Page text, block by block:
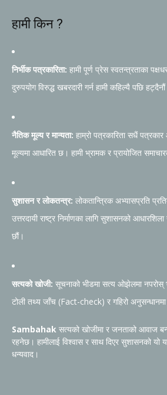
हामी किन ?
निर्भीक पत्रकारिता: हामी पूर्ण प्रेस स्वतन्त्रताका
दुरुपयोग विरुद्ध खबरदारी गर्न हामी कहिल्यै पछि
नैतिक मूल्य र मान्यता: हाम्रो पत्रकारिता सधैं
मूल्यमा आधारित छ। हामी भ्रामक र प्रायोजित
सुशासन र लोकतन्त्र: लोकतान्त्रिक अभ्यासप्रति
उत्तरदायी राष्ट्र निर्माणका लागि सुशासनको
छौं।
सत्यको खोजी: सूचनाको भीडमा सत्य ओझेलमा नपरोस्
टोली तथ्य जाँच (Fact-check) र गहिरो अनुसन्धानमा
Sambahak सत्यको खोजीमा र जनताको आवाज
रहनेछ। हामीलाई विश्वास र साथ दिएर सुशासनको यो
धन्यवाद।